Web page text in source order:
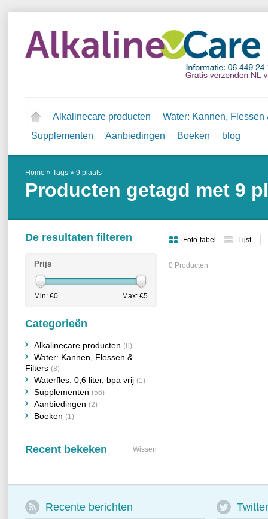
Alkalinecare producten
Water: Kannen, Flessen
Supplementen
Aanbiedingen Boeken blog
Home » Tags » 9 plaats
Producten getagd met 9
Foto-tabel Lijst
0 Producten
De resultaten filteren
Prijs
Min: €0 Max: €5
Categorieën
Alkalinecare producten (6)
Water: Kannen, Flessen &
Filters (8)
Waterfles: 0,6 liter, bpa vrij (1)
Supplementen (56)
Aanbiedingen (2)
Boeken (1)
Recent bekeken Wissen
Recente berichten Twitter